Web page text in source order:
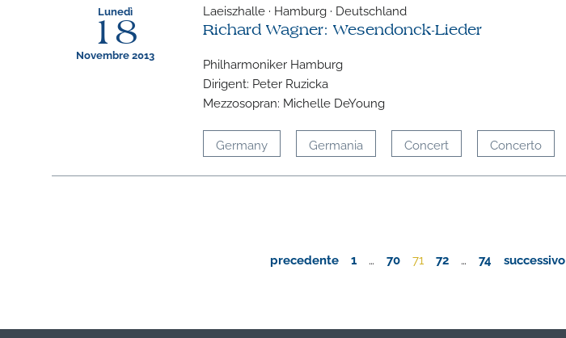
Lunedì
18
Novembre 2013
Laeiszhalle · Hamburg · Deutschland
Richard Wagner: Wesendonck-Lieder
Philharmoniker Hamburg
Dirigent: Peter Ruzicka
Mezzosopran: Michelle DeYoung
Germany Germania Concert Concerto
precedente 1 70 71 72 74 successivo